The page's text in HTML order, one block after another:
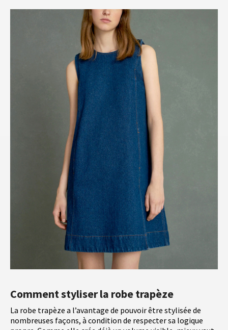
Comment styliser la robe trapèze
La robe trapèze a l’avantage de pouvoir être stylisée de
nombreuses façons, à condition de respecter sa logique